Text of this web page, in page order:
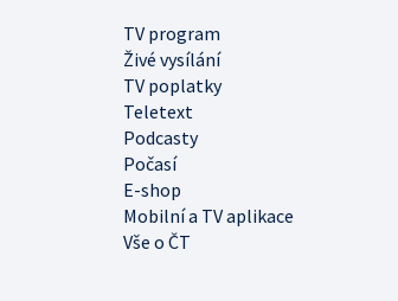
TV program
Živé vysílání
TV poplatky
Teletext
Podcasty
Počasí
E-shop
Mobilní a TV aplikace
Vše o ČT